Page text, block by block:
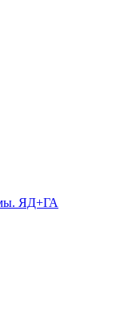
ЯД+ГА